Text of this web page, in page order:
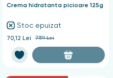
Crema hidratanta picioare 125g
Stoc epuizat
70,12 Lei 77,91 Lei